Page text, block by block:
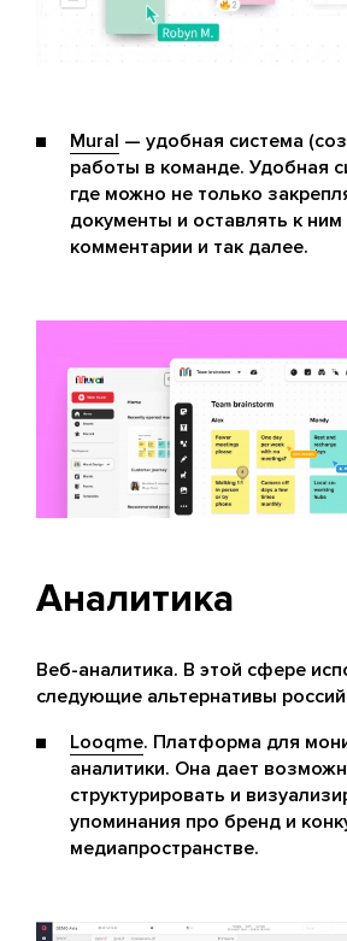
Mural — удобная система
работы в команде. Удобная
где можно не только
документы и оставлять к
комментарии и так далее.
Аналитика
Веб-аналитика. В этой сфере
следующие альтернативы
Looqme. Платформа для
аналитики. Она дает
структурировать и
упоминания про бренд и
медиапространстве.